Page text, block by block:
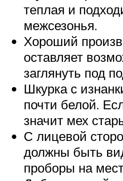
теплая и
межсезонья.
Хороший
оставляет
заглянуть под
Шкурка с
почти белой.
значит мех
С лицевой
должны быть
проборы на